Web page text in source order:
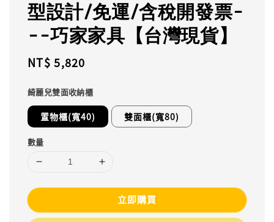
型設計/免運/含稅開發票-
--巧家家具【台灣現貨】
Regular
NT$ 5,820
綺麗兒雙面收納櫃
置物櫃(寬40) 雙面櫃(寬80)
數量
立即購買